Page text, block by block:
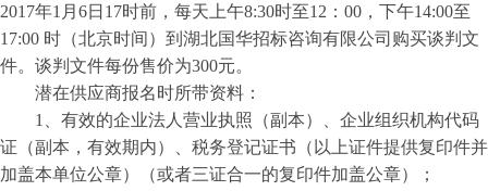
2017年1月6日17时前，每天上午8:30时至12：00，下午14:00至
17:00 时（北京时间）到湖北国华招标咨询有限公司购买谈判文
件。谈判文件每份售价为300元。
潜在供应商报名时所带资料：
1、 有效的企业法人营业执照（副本）、企业组织机构代码
证（副本，有效期内）、税务登记证书（以上证件提供复印件并
加盖本单位公章）（或者三证合一的复印件加盖公章）；